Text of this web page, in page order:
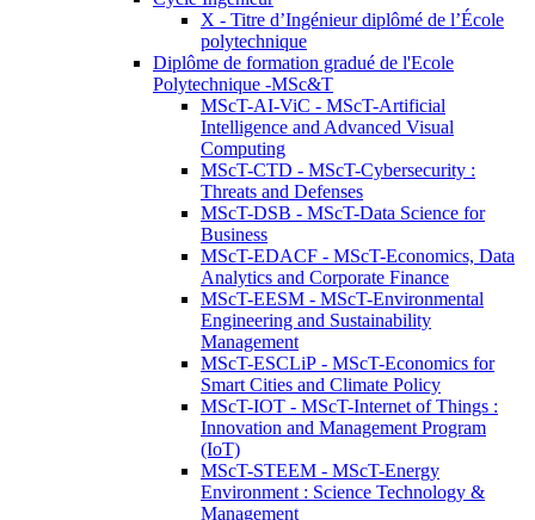
X - Titre d’Ingénieur diplômé de l’École
polytechnique
Diplôme de formation gradué de l'Ecole
Polytechnique -MSc&T
MScT-AI-ViC - MScT-Artificial
Intelligence and Advanced Visual
Computing
MScT-CTD - MScT-Cybersecurity :
Threats and Defenses
MScT-DSB - MScT-Data Science for
Business
MScT-EDACF - MScT-Economics, Data
Analytics and Corporate Finance
MScT-EESM - MScT-Environmental
Engineering and Sustainability
Management
MScT-ESCLiP - MScT-Economics for
Smart Cities and Climate Policy
MScT-IOT - MScT-Internet of Things :
Innovation and Management Program
(IoT)
MScT-STEEM - MScT-Energy
Environment : Science Technology &
Management